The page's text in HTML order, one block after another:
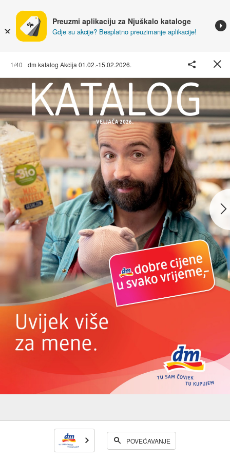
Preuzmi aplikaciju za Njuškalo kataloge
Gdje su akcije? Besplatno preuzimanje aplikacije!
1/40 dm katalog Akcija 01.02.-15.02.2026.
POVEĆAVANJE